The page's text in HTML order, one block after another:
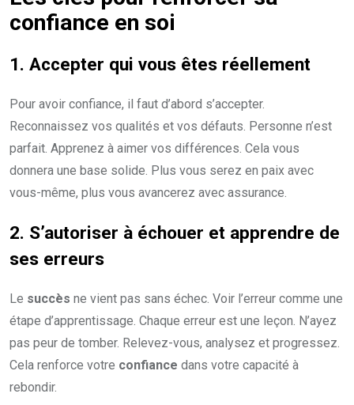
confiance en soi
1. Accepter qui vous êtes réellement
Pour avoir confiance, il faut d’abord s’accepter.
Reconnaissez vos qualités et vos défauts. Personne n’est
parfait. Apprenez à aimer vos différences. Cela vous
donnera une base solide. Plus vous serez en paix avec
vous-même, plus vous avancerez avec assurance.
2. S’autoriser à échouer et apprendre de
ses erreurs
Le succès ne vient pas sans échec. Voir l’erreur comme une
étape d’apprentissage. Chaque erreur est une leçon. N’ayez
pas peur de tomber. Relevez-vous, analysez et progressez.
Cela renforce votre confiance dans votre capacité à
rebondir.